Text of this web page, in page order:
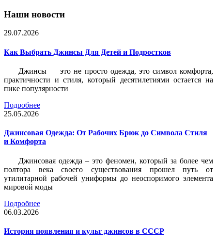
Наши новости
29.07.2026
Как Выбрать Джинсы Для Детей и Подростков
Джинсы — это не просто одежда, это символ комфорта,
практичности и стиля, который десятилетиями остается на
пике популярности
Подробнее
25.05.2026
Джинсовая Одежда: От Рабочих Брюк до Символа Стиля
и Комфорта
Джинсовая одежда – это феномен, который за более чем
полтора века своего существования прошел путь от
утилитарной рабочей униформы до неоспоримого элемента
мировой моды
Подробнее
06.03.2026
История появления и культ джинсов в СССР